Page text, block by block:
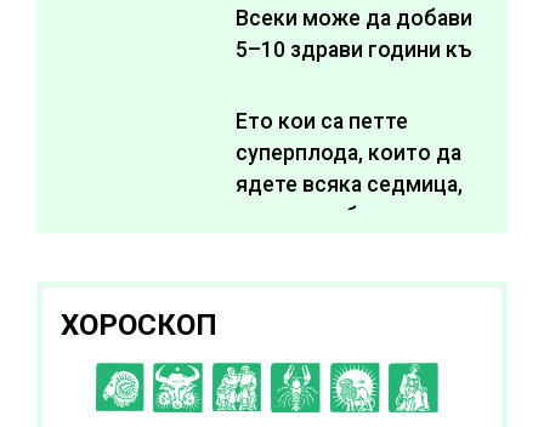
Всеки може да добави
5–10 здрави години към
Ето кои са петте
суперплода, които да
ядете всяка седмица,
за да подобрите
ХОРОСКОП
C D EFGH